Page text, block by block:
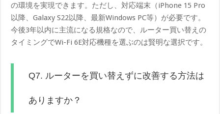
の環境を実現できます。ただし、対応端末（iPhone 15 Pro
以降、Galaxy S22以降、最新Windows PC等）が必要です。
今後3年以内に主流になる規格なので、ルーター買い替えの
タイミングでWi-Fi 6E対応機種を選ぶのは賢明な選択です。
Q7. ルーターを買い替えずに改善する方法は
ありますか？